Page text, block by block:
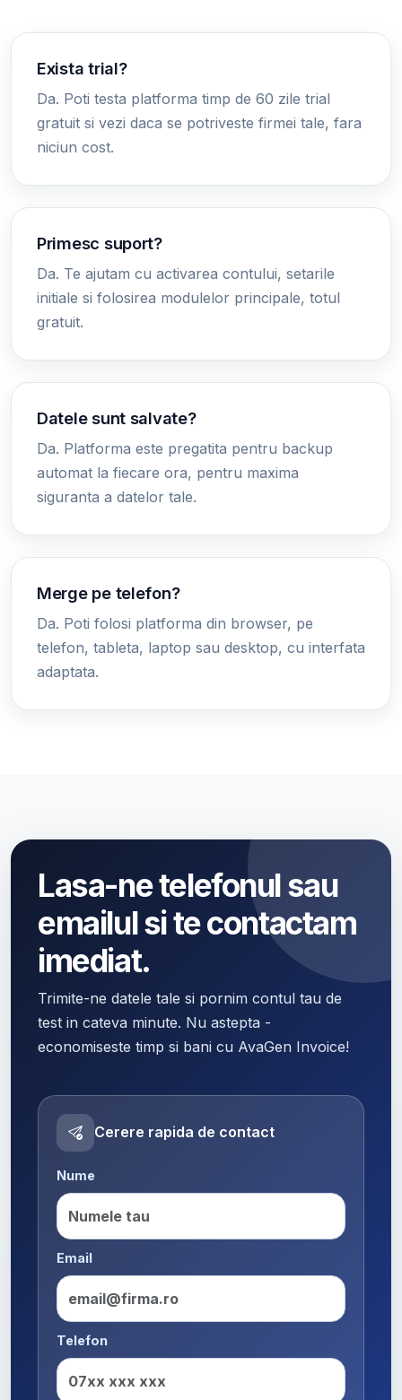
Exista trial?
Da. Poti testa platforma timp de 60 zile trial
gratuit si vezi daca se potriveste firmei tale, fara
niciun cost.
Primesc suport?
Da. Te ajutam cu activarea contului, setarile
initiale si folosirea modulelor principale, totul
gratuit.
Datele sunt salvate?
Da. Platforma este pregatita pentru backup
automat la fiecare ora, pentru maxima
siguranta a datelor tale.
Merge pe telefon?
Da. Poti folosi platforma din browser, pe
telefon, tableta, laptop sau desktop, cu interfata
adaptata.
Lasa-ne telefonul sau
emailul si te contactam
imediat.
Trimite-ne datele tale si pornim contul tau de
test in cateva minute. Nu astepta -
economiseste timp si bani cu AvaGen Invoice!
Cerere rapida de contact
Nume
Email
Telefon